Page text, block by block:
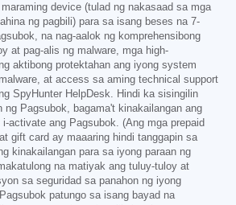
device (tulad ng nakasaad sa mga
ng pagbili) para sa isang beses na 7-
na nag-aalok ng komprehensibong
at pag-alis ng malware, mga high-
aktibong protektahan ang iyong system
at access sa aming technical support
SpyHunter HelpDesk. Hindi ka sisingilin
ng Pagsubok, bagama't kinakailangan ang
activate ang Pagsubok. (Ang mga prepaid
gift card ay maaaring hindi tanggapin sa
kinakailangan para sa iyong paraan ng
na matiyak ang tuluy-tuloy at
sa seguridad sa panahon ng iyong
patungo sa isang bayad na